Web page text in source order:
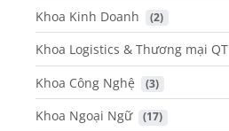
Khoa Kinh Doanh (2)
Khoa Logistics & Thương mại QT
Khoa Công Nghệ (3)
Khoa Ngoại Ngữ (17)